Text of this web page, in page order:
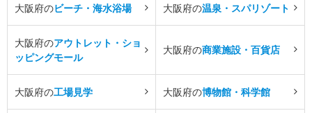
大阪府のビーチ・海水浴場 大阪府の温泉・スパリゾート
大阪府のアウトレット・ショ
ッピングモール
大阪府の商業施設・百貨店
大阪府の工場見学 大阪府の博物館・科学館